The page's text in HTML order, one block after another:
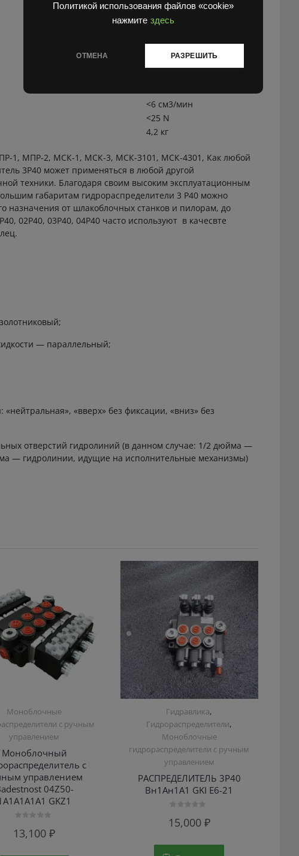
Политикой использования файлов «cookie»
нажмите здесь
ОТМЕНА РАЗРЕШИТЬ
40 л/ мин
35 МПа
<6 cм3/мин
<25 N
4,2 кг
1, МПР-2, МСК-1, МСК-3, МСК-3101, МСК-4301, Как любой
3Р40 может применяться в любой другой
техники. Благодаря своим высоким эксплуатационным
габаритам гидрораспределители 3 Р40 можно
назначения от шлакоблочных станков и пилорам, до
02Р40, 03Р40, 04Р40 часто используют в качесвте
— параллельный;
«вверх» без фиксации, «вниз» без
отверстий гидролиний (в данном случае: 1/2 дюйма —
— гидролинии, идущие на исполнительные механизмы)
Моноблочные
с ручным
управлением
Моноблочный
с
управлением
04Z50-
GKZ1
0
13,100₽
Гидравлика,
Гидрораспределители,
Моноблочные
гидрораспределители с ручным
управлением
РАСПРЕДЕЛИТЕЛЬ 3P40
Вн1Ан1А1 GKI E6-21
015,000 ₽